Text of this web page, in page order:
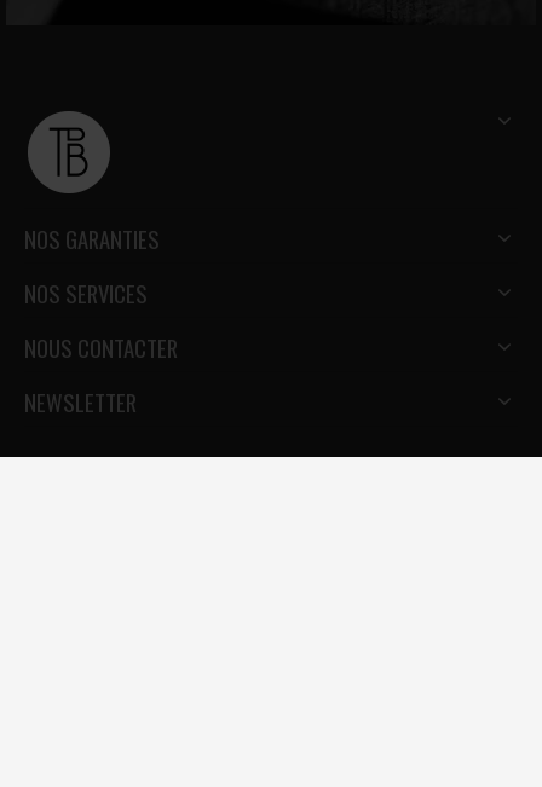
NOS GARANTIES
NOS SERVICES
NOUS CONTACTER
NEWSLETTER